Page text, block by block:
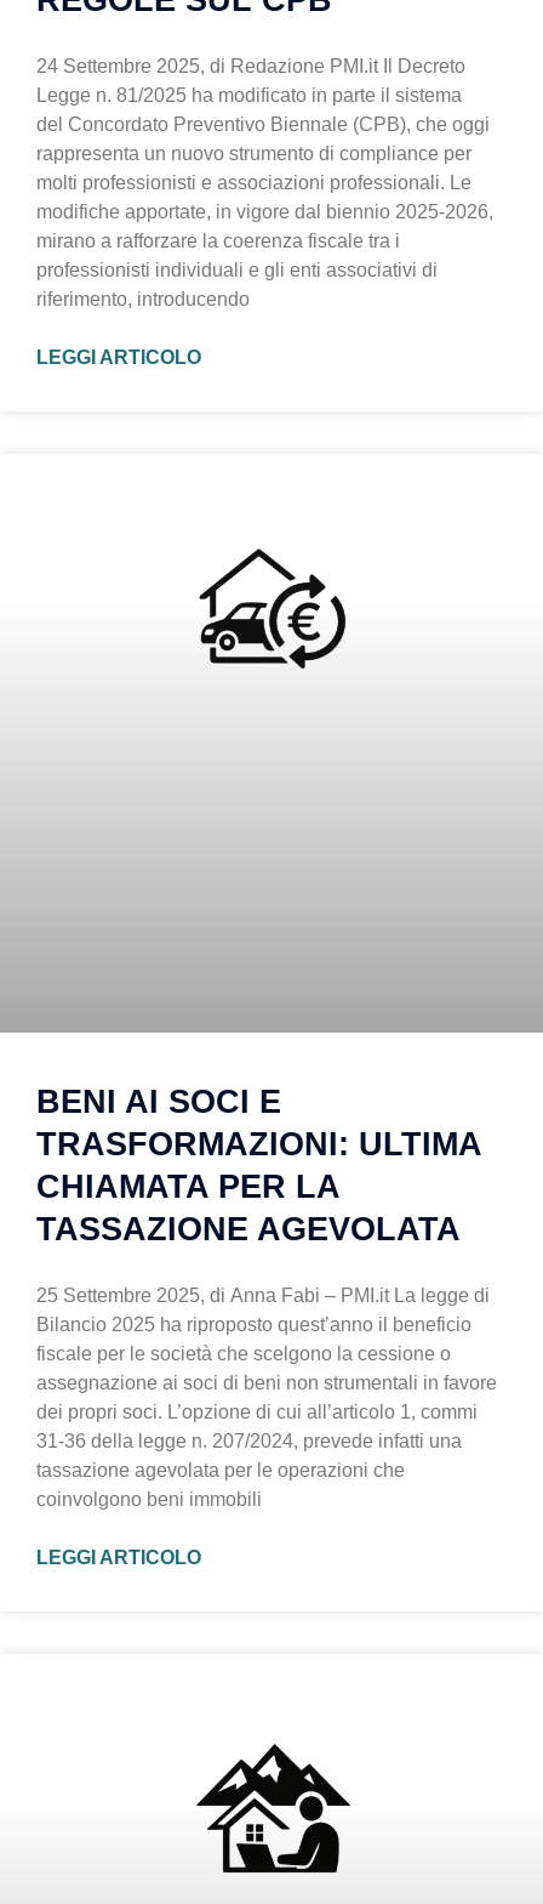
24 Settembre 2025, di Redazione PMI.it Il Decreto
Legge n. 81/2025 ha modificato in parte il sistema
del Concordato Preventivo Biennale (CPB), che oggi
rappresenta un nuovo strumento di compliance per
molti professionisti e associazioni professionali. Le
modifiche apportate, in vigore dal biennio 2025-2026,
mirano a rafforzare la coerenza fiscale tra i
professionisti individuali e gli enti associativi di
riferimento, introducendo
LEGGI ARTICOLO
BENI AI SOCI E
TRASFORMAZIONI: ULTIMA
CHIAMATA PER LA
TASSAZIONE AGEVOLATA
25 Settembre 2025, di Anna Fabi – PMI.it La legge di
Bilancio 2025 ha riproposto quest’anno il beneficio
fiscale per le società che scelgono la cessione o
assegnazione ai soci di beni non strumentali in favore
dei propri soci. L’opzione di cui all’articolo 1, commi
31-36 della legge n. 207/2024, prevede infatti una
tassazione agevolata per le operazioni che
coinvolgono beni immobili
LEGGI ARTICOLO